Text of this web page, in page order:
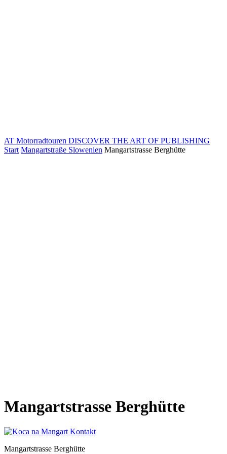
AT Motorradtouren DISCOVER THE ART OF PUBLISHING
Start Mangartstraße Slowenien Mangartstrasse Berghütte
Mangartstrasse Berghütte
Mangartstrasse Berghütte